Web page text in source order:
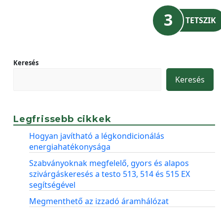
3 TETSZIK
Keresés
Keresés
Legfrissebb cikkek
Hogyan javítható a légkondicionálás
energiahatékonysága
Szabványoknak megfelelő, gyors és alapos
szivárgáskeresés a testo 513, 514 és 515 EX
segítségével
Megmenthető az izzadó áramhálózat